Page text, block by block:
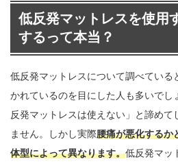
低反発マットレスを使用
するって本当？
低反発マットレスについて調べている
かれているのを目にした人も多いでし
反発マットレスは使えない」と諦め
ません。しかし実際腰痛が悪化するか
体型によって異なります。低反発マッ